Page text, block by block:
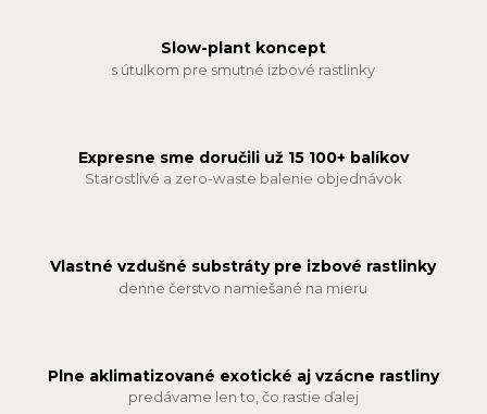
Slow-plant koncept
s útulkom pre smutné izbové rastlinky
Expresne sme doručili už 15 100+ balíkov
Starostlivé a zero-waste balenie objednávok
Vlastné vzdušné substráty pre izbové rastlinky
denne čerstvo namiešané na mieru
Plne aklimatizované exotické aj vzácne rastliny
predávame len to, čo rastie ďalej